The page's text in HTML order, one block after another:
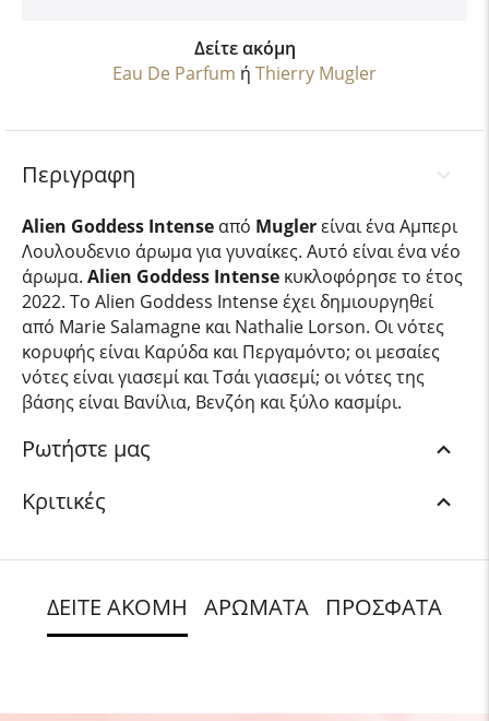
Δείτε ακόμη
Eau De Parfum ή Thierry Mugler
Περιγραφη
Alien Goddess Intense από Muglerείναι ένα Αμπερι
Λουλουδενιο άρωμα για γυναίκες. Αυτό είναι ένα νέο
άρωμα. Alien Goddess Intense κυκλοφόρησε το έτος
2022. Το Alien Goddess Intense έχει δημιουργηθεί
από Marie Salamagne και Nathalie Lorson. Οι νότες
κορυφής είναι Καρύδα και Περγαμόντο; οι μεσαίες
νότες είναι γιασεμί και Τσάι γιασεμί; οι νότες της
βάσης είναι Βανίλια, Βενζόη και ξύλο κασμίρι.
Ρωτήστε μας
Κριτικές
ΔΕΙΤΕ ΑΚΟΜΗ ΑΡΩΜΑΤΑ ΠΡΟΣΦΑΤΑ